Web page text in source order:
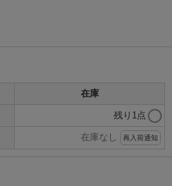
在庫
残り1点
在庫なし 再入荷通知